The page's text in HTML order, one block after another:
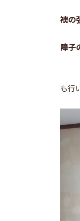
襖の
障子
も行